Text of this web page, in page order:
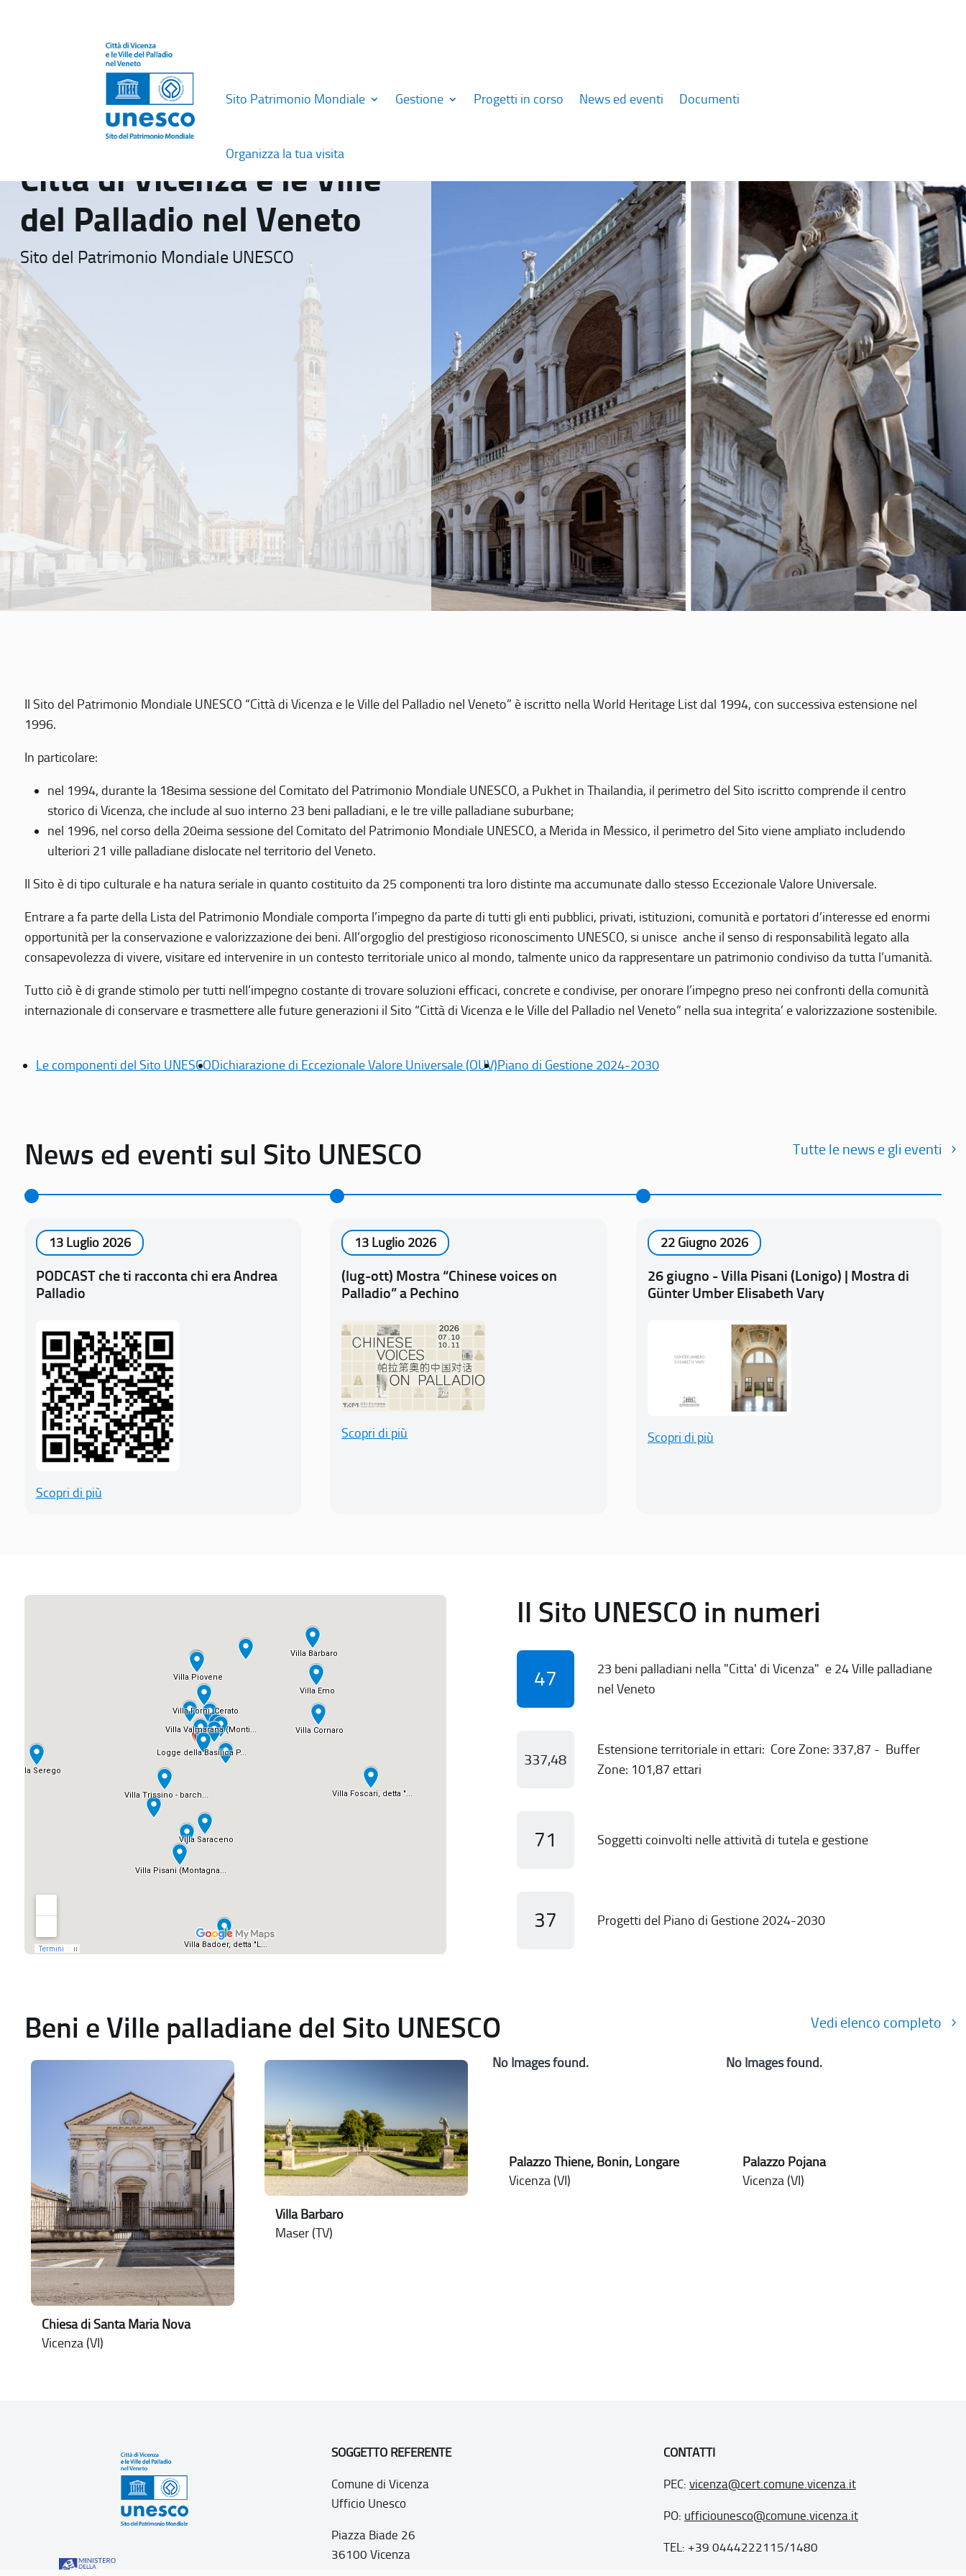
Sito Patrimonio Mondiale Gestione Progetti in corso News ed eventi Documenti
Organizza la tua visita
Città di Vicenza e le Ville
del Palladio nel Veneto
Sito del Patrimonio Mondiale UNESCO
Il Sito del Patrimonio Mondiale UNESCO “Città di Vicenza e le Ville del Palladio nel Veneto” è iscritto nella World Heritage List dal 1994, con successiva estensione nel
1996.
In particolare:
nel 1994, durante la 18esima sessione del Comitato del Patrimonio Mondiale UNESCO, a Pukhet in Thailandia, il perimetro del Sito iscritto comprende il centro
storico di Vicenza, che include al suo interno 23 beni palladiani, e le tre ville palladiane suburbane;
nel 1996, nel corso della 20eima sessione del Comitato del Patrimonio Mondiale UNESCO, a Merida in Messico, il perimetro del Sito viene ampliato includendo
ulteriori 21 ville palladiane dislocate nel territorio del Veneto.
Il Sito è di tipo culturale e ha natura seriale in quanto costituito da 25 componenti tra loro distinte ma accumunate dallo stesso Eccezionale Valore Universale.
Entrare a fa parte della Lista del Patrimonio Mondiale comporta l’impegno da parte di tutti gli enti pubblici, privati, istituzioni, comunità e portatori d’interesse ed enormi
opportunità per la conservazione e valorizzazione dei beni. All’orgoglio del prestigioso riconoscimento UNESCO, si unisce anche il senso di responsabilità legato alla
consapevolezza di vivere, visitare ed intervenire in un contesto territoriale unico al mondo, talmente unico da rappresentare un patrimonio condiviso da tutta l’umanità.
Tutto ciò è di grande stimolo per tutti nell’impegno costante di trovare soluzioni efficaci, concrete e condivise, per onorare l’impegno preso nei confronti della comunità
internazionale di conservare e trasmettere alle future generazioni il Sito “Città di Vicenza e le Ville del Palladio nel Veneto” nella sua integrita’ e valorizzazione sostenibile.
Le componenti del Sito UNESCODichiarazione di Eccezionale Valore Universale (OUV)Piano di Gestione 2024-2030
News ed eventi sul Sito UNESCO Tutte le news e gli eventi
13 Luglio 2026
PODCAST che ti racconta chi era Andrea
Palladio
Scopri di più
13 Luglio 2026
(lug-ott) Mostra “Chinese voices on
Palladio” a Pechino
Scopri di più
22 Giugno 2026
26 giugno - Villa Pisani (Lonigo) | Mostra di
Günter Umber Elisabeth Vary
Scopri di più
Il Sito UNESCO in numeri
47
23 beni palladiani nella "Citta' di Vicenza" e 24 Ville palladiane
nel Veneto
337,48
Estensione territoriale in ettari: Core Zone: 337,87 - Buffer
Zone: 101,87 ettari
71 Soggetti coinvolti nelle attività di tutela e gestione
37 Progetti del Piano di Gestione 2024-2030
Beni e Ville palladiane del Sito UNESCO Vedi elenco completo
Chiesa di Santa Maria Nova
Vicenza (VI)
Villa Barbaro
Maser (TV)
No Images found.
Palazzo Thiene, Bonin, Longare
Vicenza (VI)
No Images found.
Palazzo Pojana
Vicenza (VI)
SOGGETTO REFERENTE
Comune di Vicenza
Ufficio Unesco
Piazza Biade 26
36100 Vicenza
CONTATTI
PEC: vicenza@cert.comune.vicenza.it
PO: ufficiounesco@comune.vicenza.it
TEL: +39 0444222115/1480